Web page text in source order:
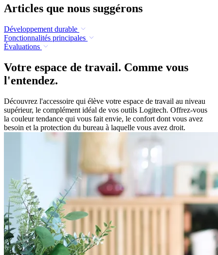
Articles que nous suggérons
Développement durable
Fonctionnalités principales
Évaluations
Votre espace de travail. Comme vous
l'entendez.
Découvrez l'accessoire qui élève votre espace de travail au niveau
supérieur, le complément idéal de vos outils Logitech. Offrez-vous
la couleur tendance qui vous fait envie, le confort dont vous avez
besoin et la protection du bureau à laquelle vous avez droit.